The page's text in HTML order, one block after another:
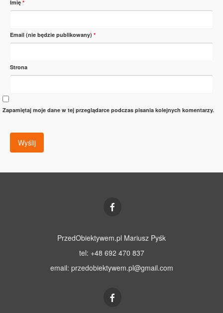
Imię *
Email (nie będzie publikowany) *
Strona
Zapamiętaj moje dane w tej przeglądarce podczas pisania kolejnych komentarzy.
PrzedObiektywem.pl Mariusz Pyśk
tel: +48 692 470 837
email: przedobiektywem.pl@gmail.com